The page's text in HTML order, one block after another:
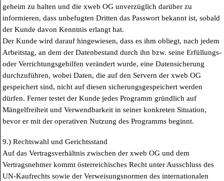
geheim zu halten und die xweb OG unverzüglich darüber zu
informieren, dass unbefugten Dritten das Passwort bekannt ist, sobald
der Kunde davon Kenntnis erlangt hat.
Der Kunde wird darauf hingewiesen, dass es ihm obliegt, nach jedem
Arbeitstag, an dem der Datenbestand durch ihn bzw. seine Erfüllungs-
oder Verrichtungsgehilfen verändert wurde, eine Datensicherung
durchzuführen, wobei Daten, die auf den Servern der xweb OG
gespeichert sind, nicht auf diesen sicherungsgespeichert werden
dürfen. Ferner testet der Kunde jedes Programm gründlich auf
Mängelfreiheit und Verwendbarkeit in seiner konkreten Situation,
bevor er mit der operativen Nutzung des Programms beginnt.
9.) Rechtswahl und Gerichtsstand
Auf das Vertragsverhältnis zwischen der xweb OG und dem
Vertragsnehmer kommt österreichisches Recht unter Ausschluss des
UN-Kaufrechts sowie der Verweisungsnormen des internationalen